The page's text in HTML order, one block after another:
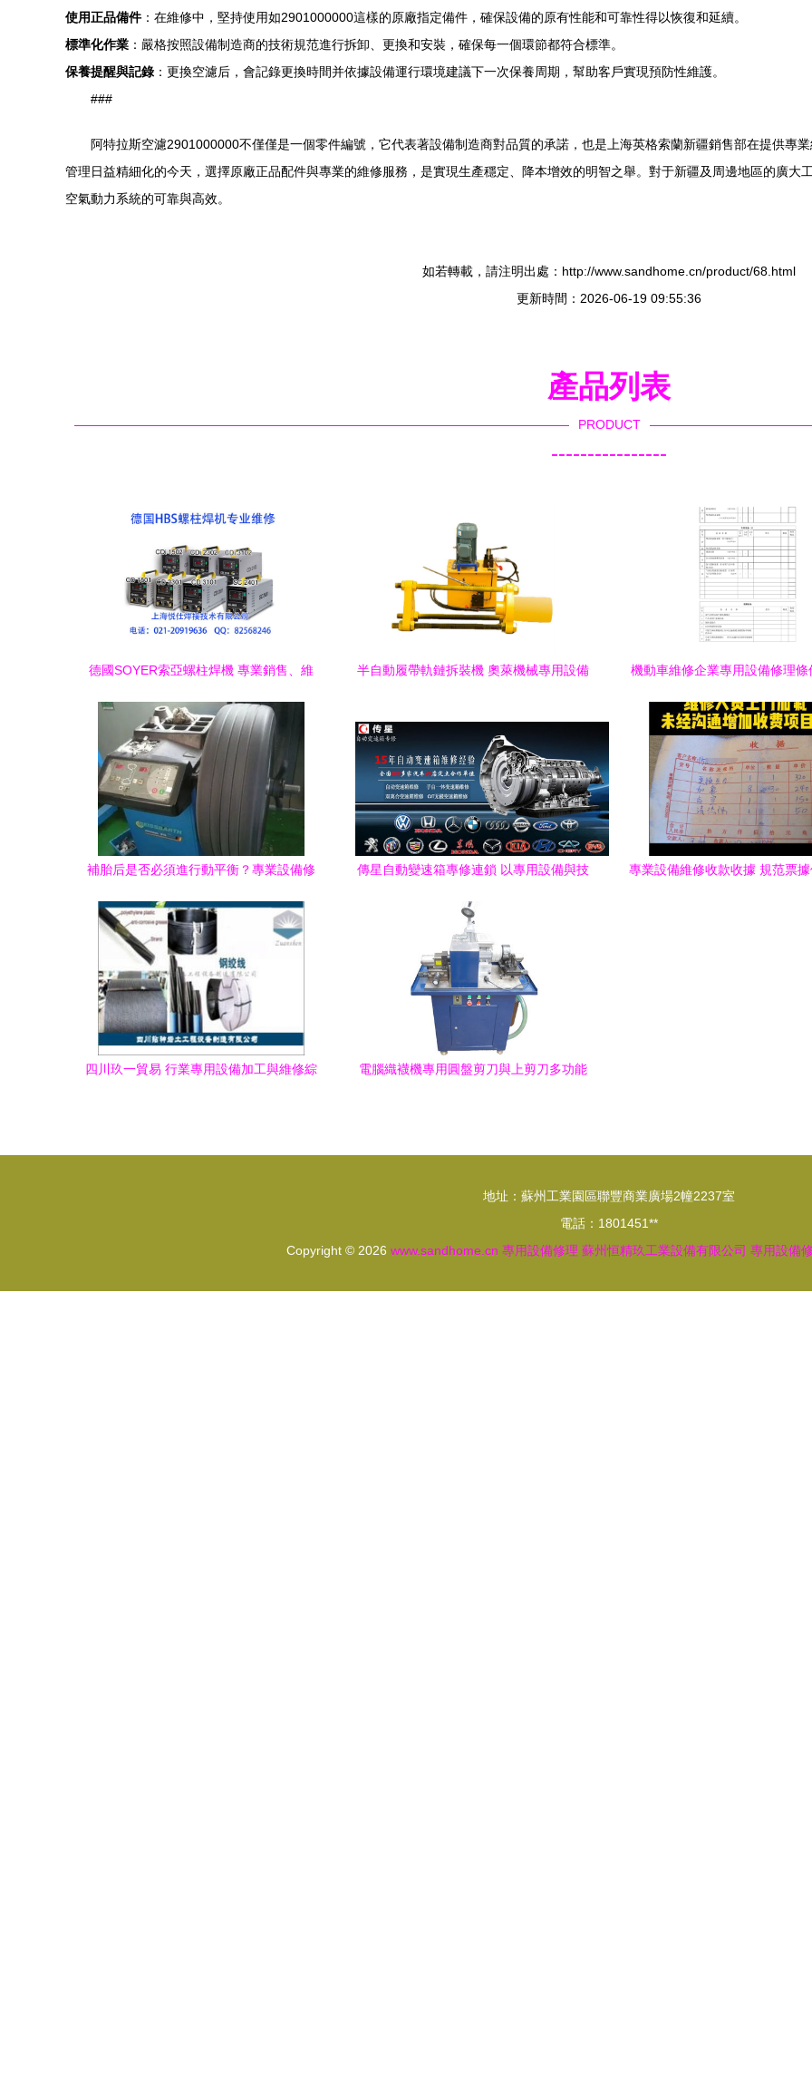
使用正品備件：在維修中，堅持使用如2901000000這樣的原廠指定備件，確保設備的原有性能和可靠性得以恢復和延續。
標準化作業 ：嚴格按照設備制造商的技術規范進行拆卸、更換和安裝，確保每一個環節都符合標準。
保養提醒與記錄 ：更換空濾后，會記錄更換時間并依據設備運行環境建議下一次保養周期，幫助客戶實現預防性維護。
###
阿特拉斯空濾2901000000不僅僅是一個零件編號，它代表著設備制造商對品質的承諾，也是上海英格索蘭新疆銷售部在提供專
管理日益精細化的今天，選擇原廠正品配件與專業的維修服務，是實現生產穩定、降本增效的明智之舉。對于新疆及周邊地區的廣大
空氣動力系統的可靠與高效。
如若轉載，請注明出處：http://www.sandhome.cn/product/68.html
更新時間：2026-06-19 09:55:36
產品列表
PRODUCT
----------------
德國SOYER索亞螺柱焊機 專業銷售、維
半自動履帶軌鏈拆裝機 奧萊機械專用設備
機動車維修企業專用設備修理條
補胎后是否必須進行動平衡？專業設備修
傳星自動變速箱專修連鎖 以專用設備與技
專業設備維修收款收據 規范票
四川玖一貿易 行業專用設備加工與維修綜
電腦織襪機專用圓盤剪刀與上剪刀多功能
地址：蘇州工業園區聯豐商業廣場2幢2237室
電話：1801451**
Copyright © 2026 www.sandhome.cn 專用設備修理 蘇州恒精玖工業設備有限公司 專用設備